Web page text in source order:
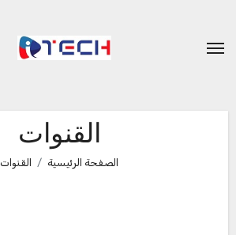
المحتوى
القنوات
الصفحة الرئيسية القنوات